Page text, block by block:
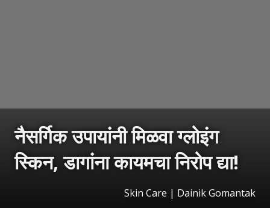
नैसर्गिक उपायांनी मिळवा ग्लोइंग
स्किन, डागांना कायमचा निरोप द्या!
Skin Care | Dainik Gomantak